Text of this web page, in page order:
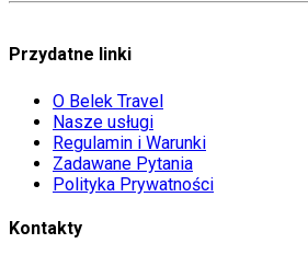
Przydatne linki
O Belek Travel
Nasze usługi
Regulamin i Warunki
Zadawane Pytania
Polityka Prywatności
Kontakty